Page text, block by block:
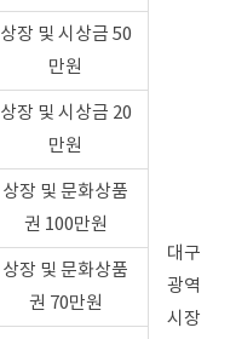
대구
광역
시장
상장 및 시상금 50
만원
상장 및 시상금 20
만원
상장 및 문화상품
권 100만원
상장 및 문화상품
권 70만원